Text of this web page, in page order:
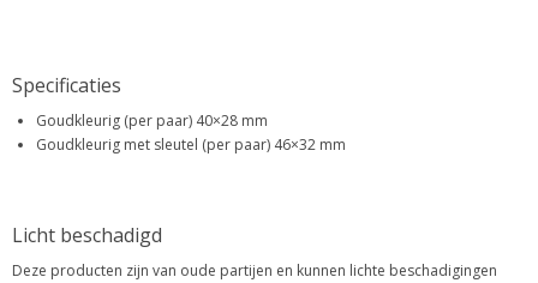
Specificaties
Goudkleurig (per paar) 40×28 mm
Goudkleurig met sleutel (per paar) 46×32 mm
Licht beschadigd
Deze producten zijn van oude partijen en kunnen lichte beschadigingen